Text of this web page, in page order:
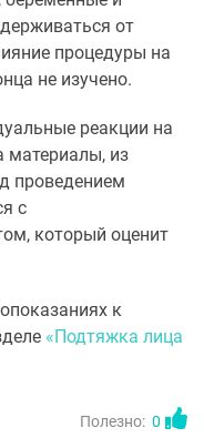
от
процедуры на
не изучено.
реакции на
материалы, из
проведением
с
который оценит
к
«Подтяжка лица
Полезно: 0